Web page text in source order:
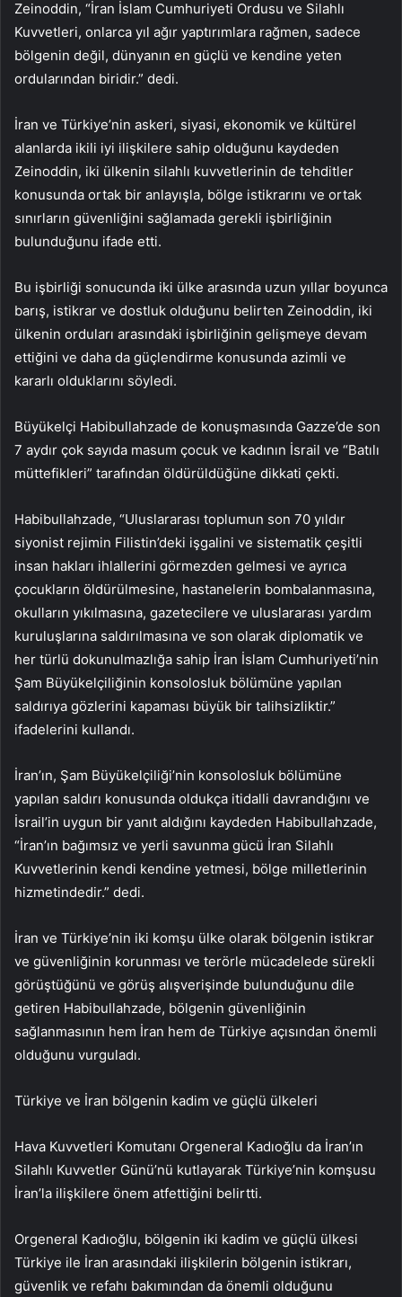
Zeinoddin, “İran İslam Cumhuriyeti Ordusu ve Silahlı
Kuvvetleri, onlarca yıl ağır yaptırımlara rağmen, sadece
bölgenin değil, dünyanın en güçlü ve kendine yeten
ordularından biridir.” dedi.
İran ve Türkiye’nin askeri, siyasi, ekonomik ve kültürel
alanlarda ikili iyi ilişkilere sahip olduğunu kaydeden
Zeinoddin, iki ülkenin silahlı kuvvetlerinin de tehditler
konusunda ortak bir anlayışla, bölge istikrarını ve ortak
sınırların güvenliğini sağlamada gerekli işbirliğinin
bulunduğunu ifade etti.
Bu işbirliği sonucunda iki ülke arasında uzun yıllar boyunca
barış, istikrar ve dostluk olduğunu belirten Zeinoddin, iki
ülkenin orduları arasındaki işbirliğinin gelişmeye devam
ettiğini ve daha da güçlendirme konusunda azimli ve
kararlı olduklarını söyledi.
Büyükelçi Habibullahzade de konuşmasında Gazze’de son
7 aydır çok sayıda masum çocuk ve kadının İsrail ve “Batılı
müttefikleri” tarafından öldürüldüğüne dikkati çekti.
Habibullahzade, “Uluslararası toplumun son 70 yıldır
siyonist rejimin Filistin’deki işgalini ve sistematik çeşitli
insan hakları ihlallerini görmezden gelmesi ve ayrıca
çocukların öldürülmesine, hastanelerin bombalanmasına,
okulların yıkılmasına, gazetecilere ve uluslararası yardım
kuruluşlarına saldırılmasına ve son olarak diplomatik ve
her türlü dokunulmazlığa sahip İran İslam Cumhuriyeti’nin
Şam Büyükelçiliğinin konsolosluk bölümüne yapılan
saldırıya gözlerini kapaması büyük bir talihsizliktir.”
ifadelerini kullandı.
İran’ın, Şam Büyükelçiliği’nin konsolosluk bölümüne
yapılan saldırı konusunda oldukça itidalli davrandığını ve
İsrail’in uygun bir yanıt aldığını kaydeden Habibullahzade,
“İran’ın bağımsız ve yerli savunma gücü İran Silahlı
Kuvvetlerinin kendi kendine yetmesi, bölge milletlerinin
hizmetindedir.” dedi.
İran ve Türkiye’nin iki komşu ülke olarak bölgenin istikrar
ve güvenliğinin korunması ve terörle mücadelede sürekli
görüştüğünü ve görüş alışverişinde bulunduğunu dile
getiren Habibullahzade, bölgenin güvenliğinin
sağlanmasının hem İran hem de Türkiye açısından önemli
olduğunu vurguladı.
Türkiye ve İran bölgenin kadim ve güçlü ülkeleri
Hava Kuvvetleri Komutanı Orgeneral Kadıoğlu da İran’ın
Silahlı Kuvvetler Günü’nü kutlayarak Türkiye’nin komşusu
İran’la ilişkilere önem atfettiğini belirtti.
Orgeneral Kadıoğlu, bölgenin iki kadim ve güçlü ülkesi
Türkiye ile İran arasındaki ilişkilerin bölgenin istikrarı,
güvenlik ve refahı bakımından da önemli olduğunu